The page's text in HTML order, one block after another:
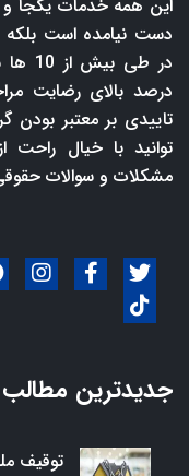
این همه خدمات یکجا
دست نیامده است بلکه
در
درصد بالای رضایت
تاییدی بر معتبر بودن
توانید با خیال راحت
مشکلات و سوالات
جدیدترین مطالب
توقیف